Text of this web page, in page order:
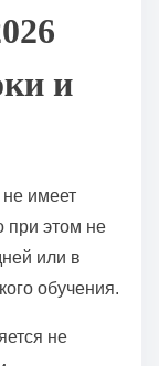
и
имеет
при этом не
или в
обучения.
не